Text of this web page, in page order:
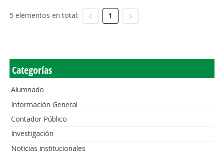
5 elementos en total: 1
Categorías
Alumnado
Información General
Contador Público
Investigación
Noticias institucionales